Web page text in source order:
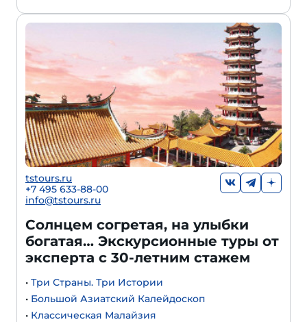
tstours.ru
+7 495 633-88-00
info@tstours.ru
Солнцем согретая, на улыбки
богатая… Экскурсионные туры от
эксперта с 30-летним стажем
• Три Страны. Три Истории
• Большой Азиатский Калейдоскоп
• Классическая Малайзия